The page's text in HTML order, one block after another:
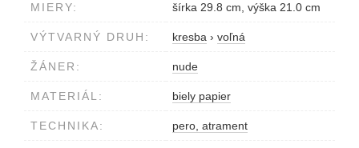
MIERY: šírka 29.8 cm, výška 21.0 cm
VÝTVARNÝ DRUH: kresba › voľná
ŽÁNER: nude
MATERIÁL: biely papier
TECHNIKA: pero, atrament